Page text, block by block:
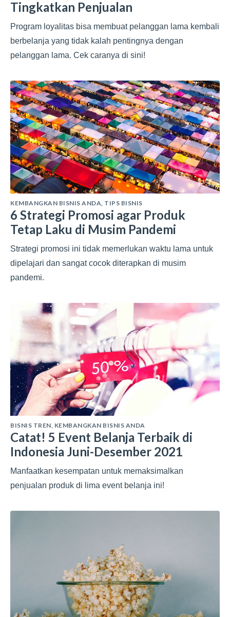
Tingkatkan Penjualan
Program loyalitas bisa membuat pelanggan lama kembali
berbelanja yang tidak kalah pentingnya dengan
pelanggan lama. Cek caranya di sini!
KEMBANGKAN BISNIS ANDA, TIPS BISNIS
6 Strategi Promosi agar Produk
Tetap Laku di Musim Pandemi
Strategi promosi ini tidak memerlukan waktu lama untuk
dipelajari dan sangat cocok diterapkan di musim
pandemi.
BISNIS TREN, KEMBANGKAN BISNIS ANDA
Catat! 5 Event Belanja Terbaik di
Indonesia Juni-Desember 2021
Manfaatkan kesempatan untuk memaksimalkan
penjualan produk di lima event belanja ini!